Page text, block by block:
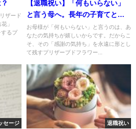
ザード
」
するプ
【退職祝い】「何もいらない」
と言う母へ。長年の子育てと仕
事への感謝を込めて贈る、記念
品になるお花
お母様が「何もいらない」と言うのは、あ
なたの気持ちが嬉しいからです。だからこ
そ、その「感謝の気持ち」を永遠に形とし
て残すプリザーブドフラワー...
セージ 退職祝い